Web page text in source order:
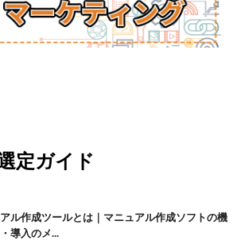
定ガイド
ル作成ツールとは｜マニュアル作成ソフトの機
導入のメ...